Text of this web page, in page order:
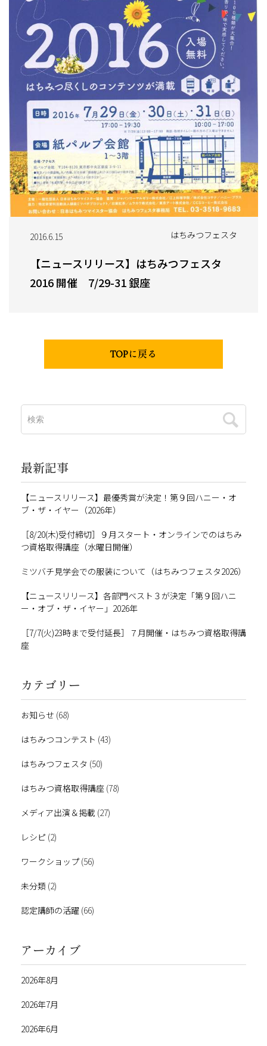
2016.6.15 はちみつフェスタ
【ニュースリリース】はちみつフェスタ
2016 開催 7/29-31 銀座
TOPに戻る
最新記事
【ニュースリリース】最優秀賞が決定！第９回ハニー・オ
ブ・ザ・イヤー（2026年）
［8/20(木)受付締切］９月スタート・オンラインでのはちみ
つ資格取得講座（水曜日開催）
ミツバチ見学会での服装について（はちみつフェスタ2026）
【ニュースリリース】各部門ベスト３が決定「第９回ハニ
ー・オブ・ザ・イヤー」2026年
［7/7(火)23時まで受付延長］７月開催・はちみつ資格取得講
座
カテゴリー
お知らせ (68)
はちみつコンテスト (43)
はちみつフェスタ (50)
はちみつ資格取得講座 (78)
メディア出演＆掲載 (27)
レシピ (2)
ワークショップ (56)
未分類 (2)
認定講師の活躍 (66)
アーカイブ
2026年8月
2026年7月
2026年6月